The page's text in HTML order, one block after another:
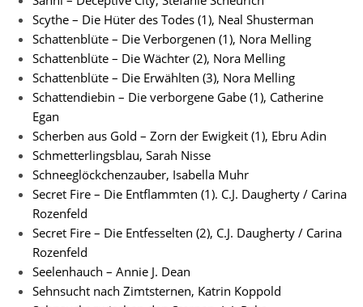
Scythe – Die Hüter des Todes (1), Neal Shusterman
Schattenblüte – Die Verborgenen (1), Nora Melling
Schattenblüte – Die Wächter (2), Nora Melling
Schattenblüte – Die Erwählten (3), Nora Melling
Schattendiebin – Die verborgene Gabe (1), Catherine
Egan
Scherben aus Gold – Zorn der Ewigkeit (1), Ebru Adin
Schmetterlingsblau, Sarah Nisse
Schneeglöckchenzauber, Isabella Muhr
Secret Fire – Die Entflammten (1). C.J. Daugherty / Carina
Rozenfeld
Secret Fire – Die Entfesselten (2), C.J. Daugherty / Carina
Rozenfeld
Seelenhauch – Annie J. Dean
Sehnsucht nach Zimtsternen, Katrin Koppold